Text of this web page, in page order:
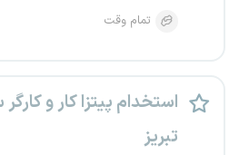
تمام وقت
استخدام پیتزا کار و
تبریز